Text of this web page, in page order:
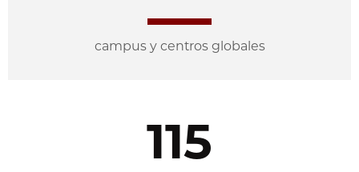
campus y centros globales
115